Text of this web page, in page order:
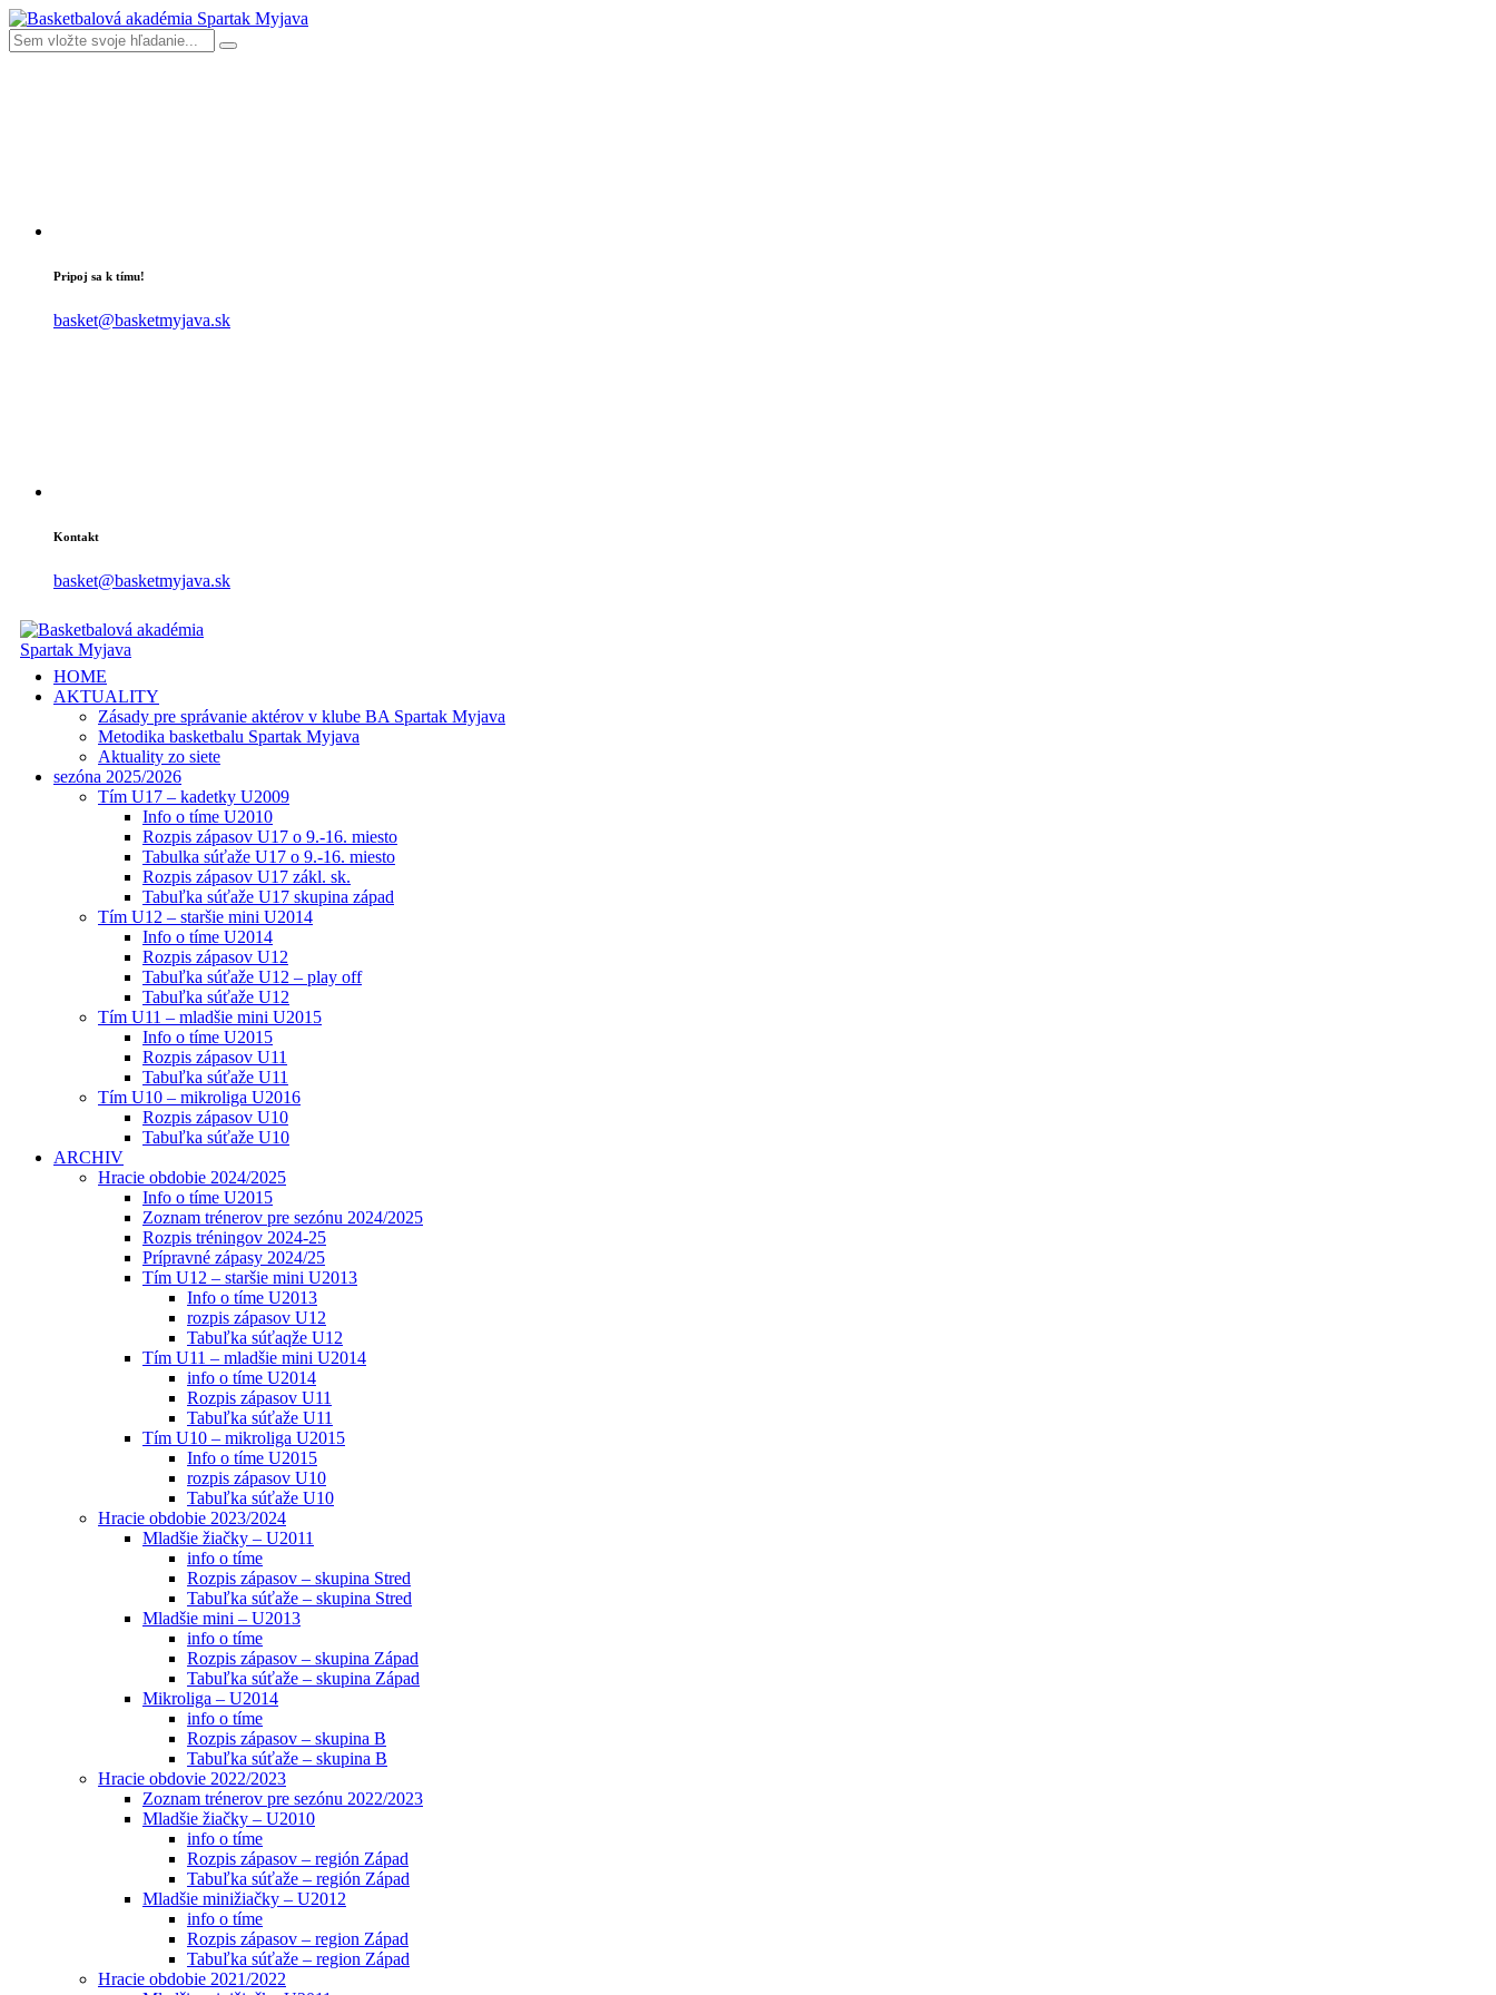
Pripoj sa k tímu!
basket@basketmyjava.sk
Kontakt
basket@basketmyjava.sk
HOME
AKTUALITY
Zásady pre správanie aktérov v klube BA Spartak Myjava
Metodika basketbalu Spartak Myjava
Aktuality zo siete
sezóna 2025/2026
Tím U17 – kadetky U2009
Info o tíme U2010
Rozpis zápasov U17 o 9.-16. miesto
Tabulka súťaže U17 o 9.-16. miesto
Rozpis zápasov U17 zákl. sk.
Tabuľka súťaže U17 skupina západ
Tím U12 – staršie mini U2014
Info o tíme U2014
Rozpis zápasov U12
Tabuľka súťaže U12 – play off
Tabuľka súťaže U12
Tím U11 – mladšie mini U2015
Info o tíme U2015
Rozpis zápasov U11
Tabuľka súťaže U11
Tím U10 – mikroliga U2016
Rozpis zápasov U10
Tabuľka súťaže U10
ARCHIV
Hracie obdobie 2024/2025
Info o tíme U2015
Zoznam trénerov pre sezónu 2024/2025
Rozpis tréningov 2024-25
Prípravné zápasy 2024/25
Tím U12 – staršie mini U2013
Info o tíme U2013
rozpis zápasov U12
Tabuľka súťaqže U12
Tím U11 – mladšie mini U2014
info o tíme U2014
Rozpis zápasov U11
Tabuľka súťaže U11
Tím U10 – mikroliga U2015
Info o tíme U2015
rozpis zápasov U10
Tabuľka súťaže U10
Hracie obdobie 2023/2024
Mladšie žiačky – U2011
info o tíme
Rozpis zápasov – skupina Stred
Tabuľka súťaže – skupina Stred
Mladšie mini – U2013
info o tíme
Rozpis zápasov – skupina Západ
Tabuľka súťaže – skupina Západ
Mikroliga – U2014
info o tíme
Rozpis zápasov – skupina B
Tabuľka súťaže – skupina B
Hracie obdovie 2022/2023
Zoznam trénerov pre sezónu 2022/2023
Mladšie žiačky – U2010
info o tíme
Rozpis zápasov – región Západ
Tabuľka súťaže – región Západ
Mladšie minižiačky – U2012
info o tíme
Rozpis zápasov – region Západ
Tabuľka súťaže – region Západ
Hracie obdobie 2021/2022